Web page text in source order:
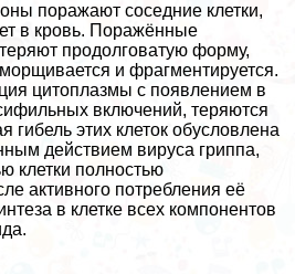
поражают соседние клетки,
в кровь. Поражённые
продолговатую форму,
и фрагментируется.
цитоплазмы с появлением в
включений, теряются
этих клеток обусловлена
действием вируса гриппа,
клетки полностью
активного потрeбления её
в клетке всех компонентов